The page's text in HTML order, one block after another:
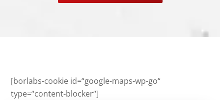
[borlabs-cookie id=“google-maps-wp-go“
type=“content-blocker“]